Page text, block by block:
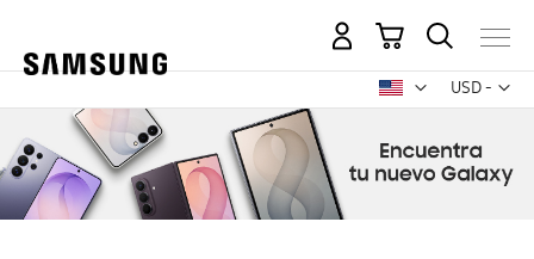
USD -
dólar
Mi carrito